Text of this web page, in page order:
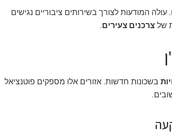
המודעות לצורך בשירותים ציבוריים נגישים
של צרכנים צעירים.
בשכונות חדשות. אזורים אלו מספקים פוטנציאל